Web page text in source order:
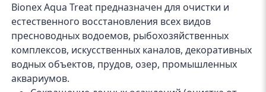
Bionex Aqua Treat предназначен для очистки и
естественного восстановления всех видов
пресноводных водоемов, рыбохозяйственных
комплексов, искусственных каналов, декоративных
водных объектов, прудов, озер, промышленных
аквариумов.